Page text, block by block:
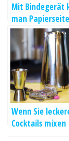
Mit Bindegerät
man
miteinander
verbinden
Wenn Sie
Cocktails mixen